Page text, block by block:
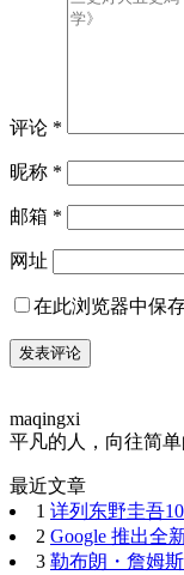
评论 *
昵称 *
邮箱 *
网址
在此浏览器中保
maqingxi
平凡的人，向往简
最近文章
1 详列东野圭吾
2 Google 推出全
3 勒布朗・詹姆斯